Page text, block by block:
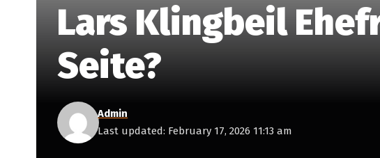
Lars Klingbeil
Seite?
Last updated: February 17, 2026 11:13 am
Admin